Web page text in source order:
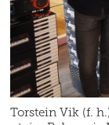
Torstein Vik (f.